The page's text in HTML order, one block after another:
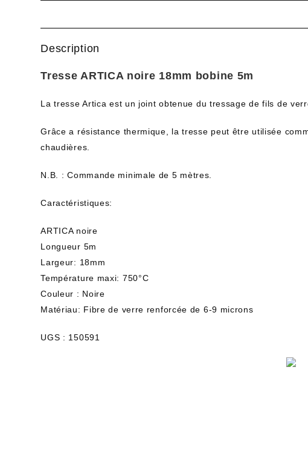
Description
Tresse ARTICA noire 18mm bobine 5m
La tresse Artica est un joint obtenue du tressage de fils de
Grâce a résistance thermique, la tresse peut être utilisée
chaudières.
N.B. : Commande minimale de 5 mètres.
Caractéristiques:
ARTICA noire
Longueur 5m
Largeur: 18mm
Température maxi: 750°C
Couleur : Noire
Matériau: Fibre de verre renforcée de 6-9 microns
UGS : 150591